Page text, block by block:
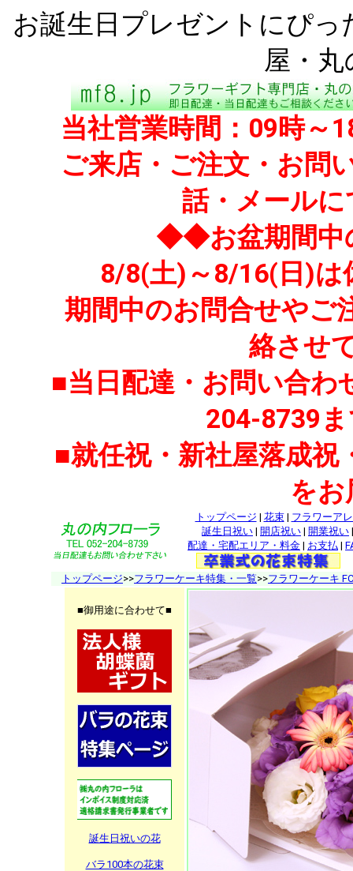
お誕生日プレゼントにぴ
屋・
当社営業時間：09時
ご来店・ご注文・お問
話・メール
◆◆お盆期間中
8/8(土)～8/16(日)は
期間中のお問合せやご
絡させ
■当日配達・お問い合わ
204-8739
■就任祝・新社屋落成祝
を
トップページ | 花束| フラワーア
誕生日祝い | 開店祝い | 開業祝い
配達・宅配エリア・料金 | お支払 |
トップページ>>フラワーケーキ特集・一覧>>フラワーケーキ
■御用途に合わせて■
誕生日祝いの花
バラ100本の花束